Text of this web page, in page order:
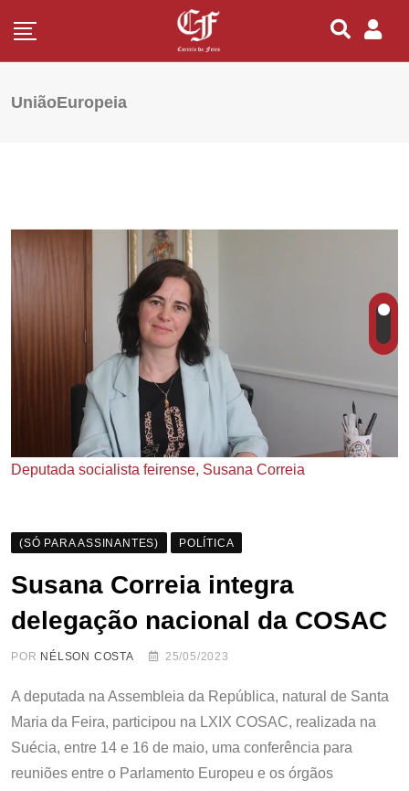
UniãoEuropeia
Deputada socialista feirense, Susana Correia
(SÓ PARA ASSINANTES) POLÍTICA
Susana Correia integra
delegação nacional da COSAC
POR NÉLSON COSTA 25/05/2023
A deputada na Assembleia da República, natural de Santa
Maria da Feira, participou na LXIX COSAC, realizada na
Suécia, entre 14 e 16 de maio, uma conferência para
reuniões entre o Parlamento Europeu e os órgãos